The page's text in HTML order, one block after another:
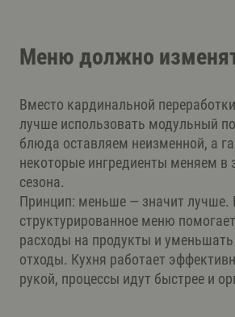
Меню должно
Вместо кардинальной
лучше использовать модульный
блюда оставляем неизменной, а
некоторые ингредиенты меняем в
сезона.
Принцип: меньше — значит лучше.
структурированное меню
расходы на продукты и
отходы. Кухня работает
рукой, процессы идут быстрее и